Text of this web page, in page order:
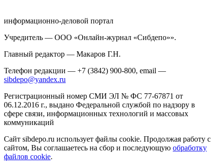
информационно-деловой портал
Учредитель — ООО «Онлайн-журнал «Сибдепо»».
Главный редактор — Макаров Г.Н.
Телефон редакции — +7 (3842) 900-800, email —
sibdepo@yandex.ru
Регистрационный номер СМИ ЭЛ № ФС 77-67871 от
06.12.2016 г., выдано Федеральной службой по надзору в
сфере связи, информационных технологий и массовых
коммуникаций
Сайт sibdepo.ru использует файлы cookie. Продолжая работу с
сайтом, Вы соглашаетесь на сбор и последующую обработку
файлов cookie.